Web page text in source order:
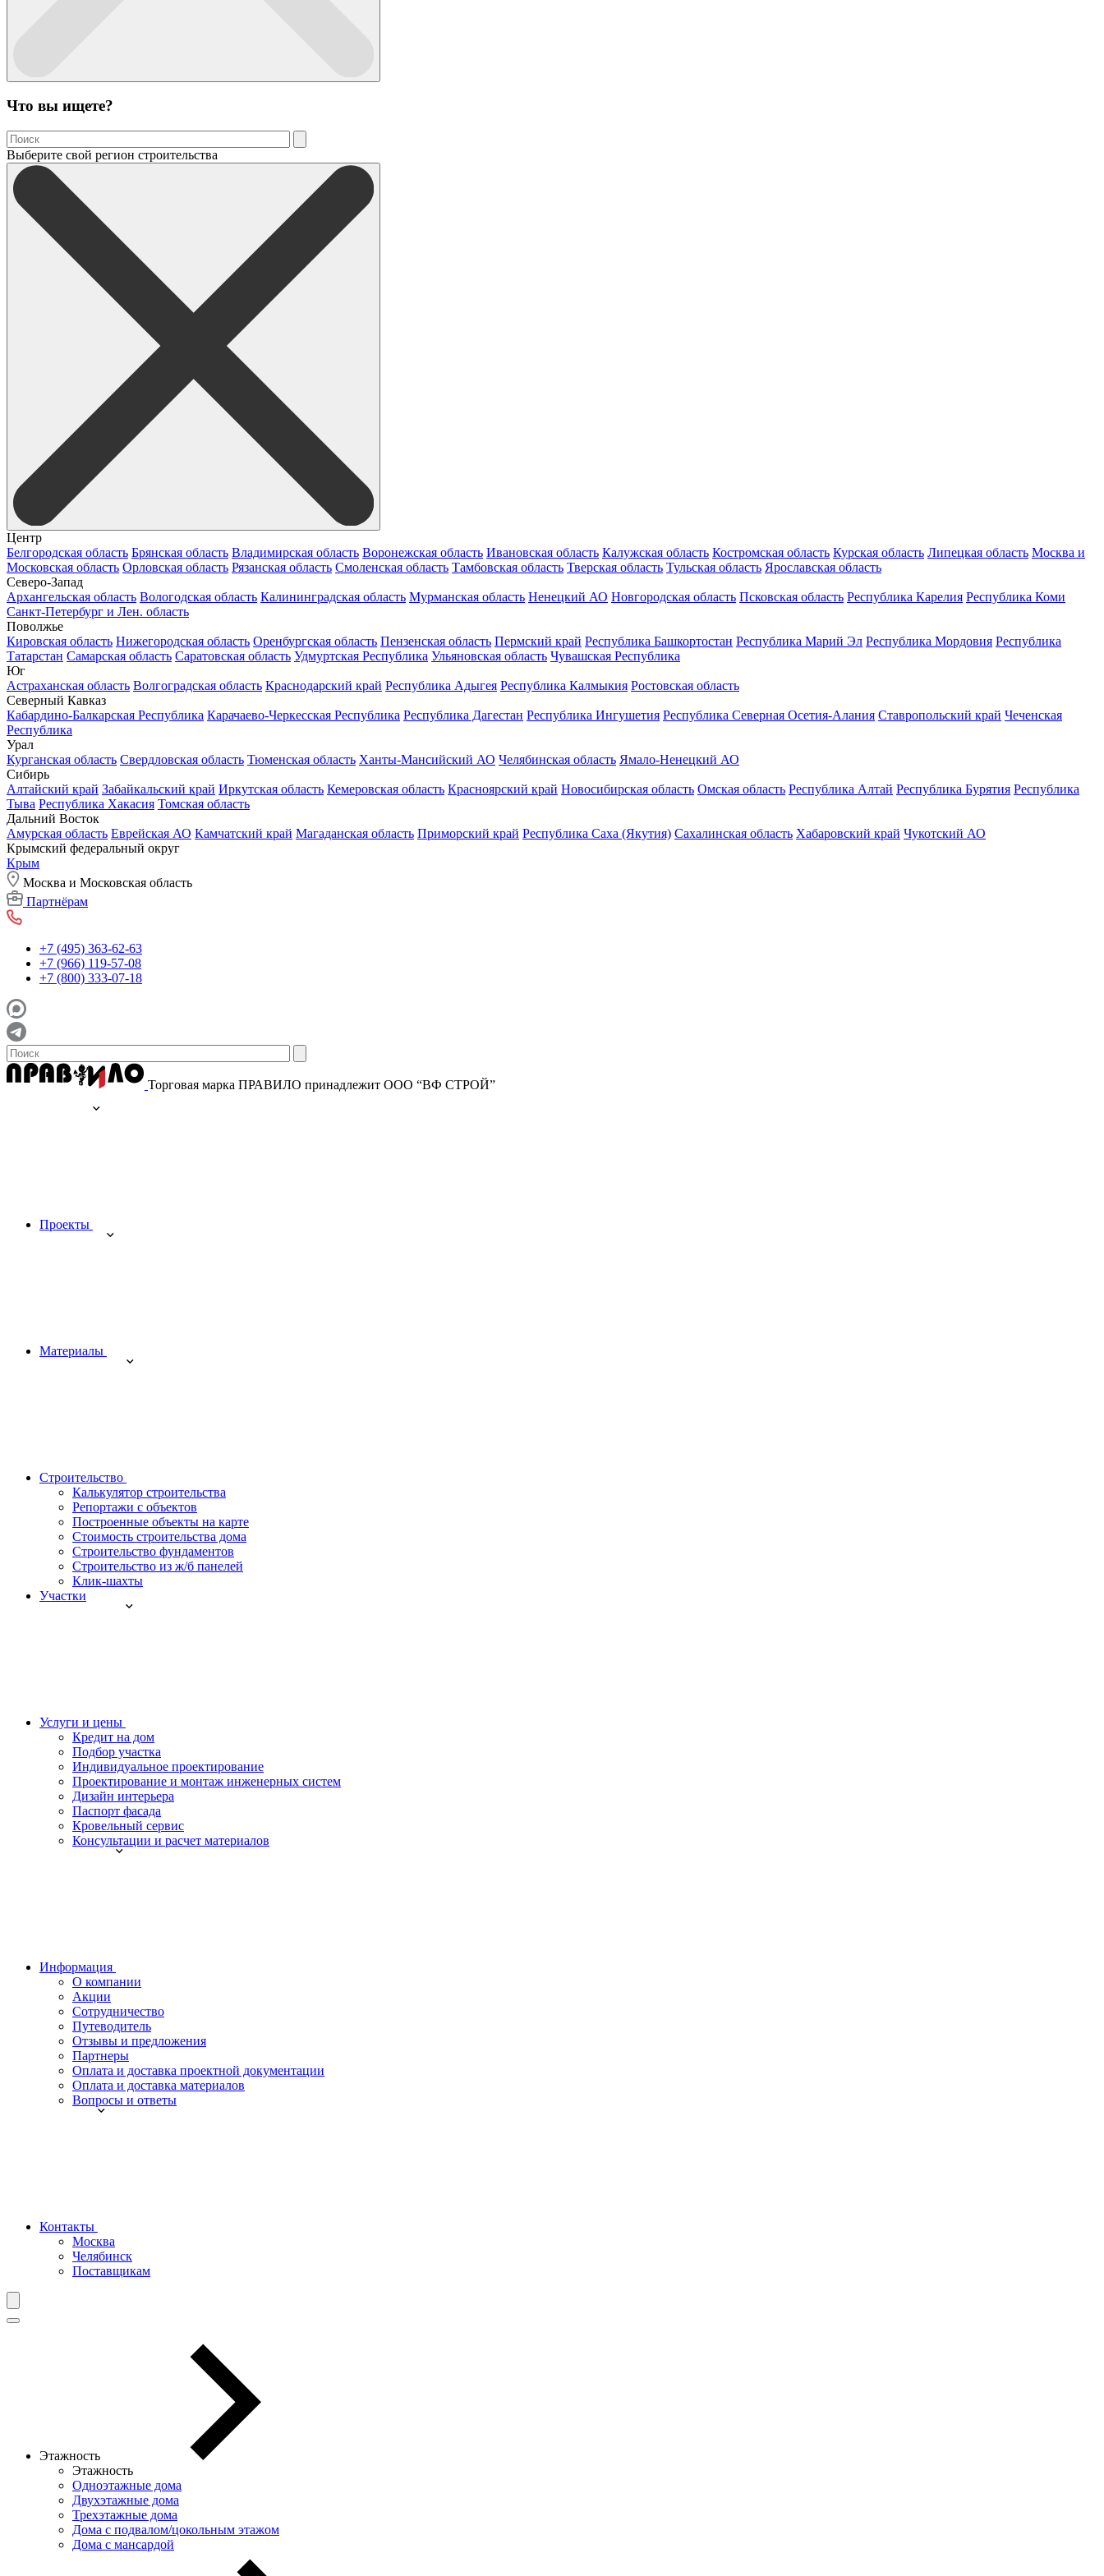
Что вы ищете?
Выберите свой регион строительства
Центр
Белгородская область Брянская область Владимирская область Воронежская область Ивановская область Калужская область Костромская область Курская область Липецкая область Москва и
Московская область Орловская область Рязанская область Смоленская область Тамбовская область Тверская область Тульская область Ярославская область
Северо-Запад
Архангельская область Вологодская область Калининградская область Мурманская область Ненецкий АО Новгородская область Псковская область Республика Карелия Республика Коми
Санкт-Петербург и Лен. область
Поволжье
Кировская область Нижегородская область Оренбургская область Пензенская область Пермский край Республика Башкортостан Республика Марий Эл Республика Мордовия Республика
Татарстан Самарская область Саратовская область Удмуртская Республика Ульяновская область Чувашская Республика
Юг
Астраханская область Волгоградская область Краснодарский край Республика Адыгея Республика Калмыкия Ростовская область
Северный Кавказ
Кабардино-Балкарская Республика Карачаево-Черкесская Республика Республика Дагестан Республика Ингушетия Республика Северная Осетия-Алания Ставропольский край Чеченская
Республика
Урал
Курганская область Свердловская область Тюменская область Ханты-Мансийский АО Челябинская область Ямало-Ненецкий АО
Сибирь
Алтайский край Забайкальский край Иркутская область Кемеровская область Красноярский край Новосибирская область Омская область Республика Алтай Республика Бурятия Республика
Тыва Республика Хакасия Томская область
Дальний Восток
Амурская область Еврейская АО Камчатский край Магаданская область Приморский край Республика Саха (Якутия) Сахалинская область Хабаровский край Чукотский АО
Крымский федеральный округ
Крым
Москва и Московская область
Партнёрам
+7 (495) 363-62-63
+7 (966) 119-57-08
+7 (800) 333-07-18
Торговая марка ПРАВИЛО принадлежит ООО “ВФ СТРОЙ”
Проекты
Материалы
Строительство
Калькулятор строительства
Репортажи с объектов
Построенные объекты на карте
Стоимость строительства дома
Строительство фундаментов
Строительство из ж/б панелей
Клик-шахты
Участки
Услуги и цены
Кредит на дом
Подбор участка
Индивидуальное проектирование
Проектирование и монтаж инженерных систем
Дизайн интерьера
Паспорт фасада
Кровельный сервис
Консультации и расчет материалов
Информация
О компании
Акции
Сотрудничество
Путеводитель
Отзывы и предложения
Партнеры
Оплата и доставка проектной документации
Оплата и доставка материалов
Вопросы и ответы
Контакты
Москва
Челябинск
Поставщикам
Этажность
Этажность
Одноэтажные дома
Двухэтажные дома
Трехэтажные дома
Дома с подвалом/цокольным этажом
Дома с мансардой